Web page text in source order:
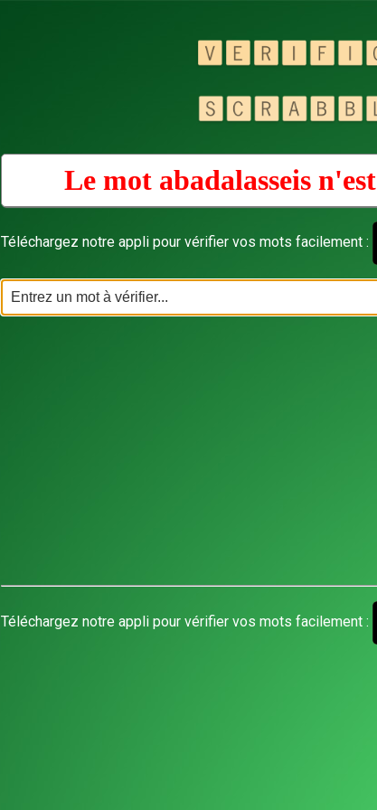
Le mot abadalasseis
Téléchargez notre appli pour vérifier vos mots facilement :
Téléchargez notre appli pour vérifier vos mots facilement :